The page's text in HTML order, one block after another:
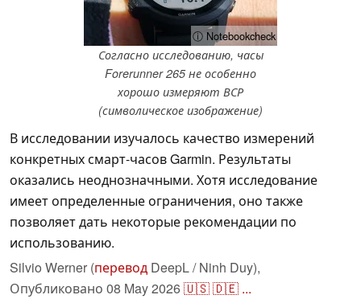
ⓘ Notebookcheck
Согласно исследованию, часы
Forerunner 265 не особенно
хорошо измеряют ВСР
(символическое изображение)
В исследовании изучалось качество измерений
конкретных смарт-часов Garmin. Результаты
оказались неоднозначными. Хотя исследование
имеет определенные ограничения, оно также
позволяет дать некоторые рекомендации по
использованию.
Silvio Werner (перевод DeepL / Ninh Duy),
Опубликовано 08 May 2026🇺🇸🇩🇪 ...